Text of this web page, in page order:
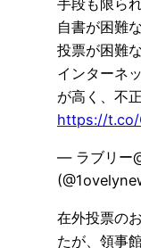
自書が困難
投票が困難
インターネ
が高く、不
https://t.co/
— ラブリー
在外投票の
たが、領事